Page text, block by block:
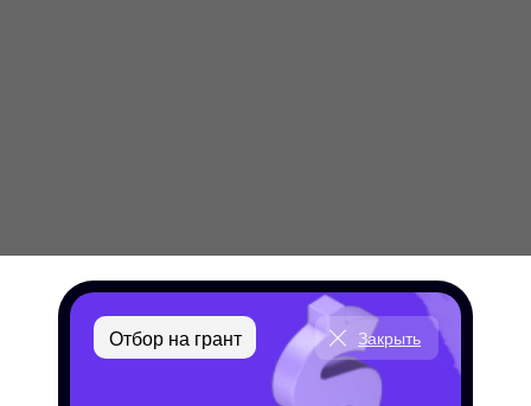
Отбор на грант Закрыть